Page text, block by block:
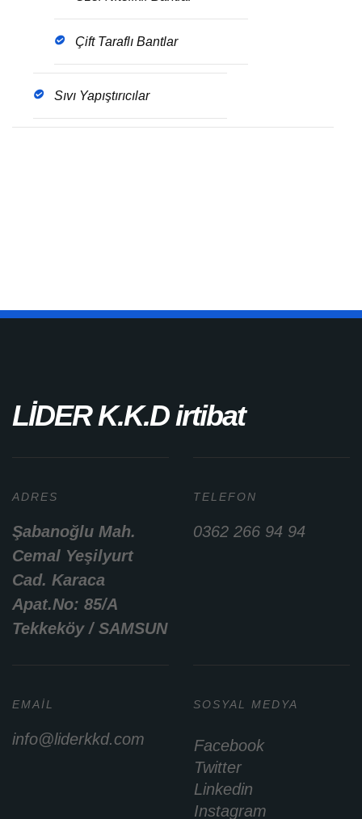
Çift Taraflı Bantlar
Sıvı Yapıştırıcılar
LİDER K.K.D irtibat
ADRES
Şabanoğlu Mah.
Cemal Yeşilyurt
Cad. Karaca
Apat.No: 85/A
Tekkeköy / SAMSUN
TELEFON
0362 266 94 94
EMAIL
info@liderkkd.com
SOSYAL MEDYA
Facebook
Twitter
Linkedin
Instagram